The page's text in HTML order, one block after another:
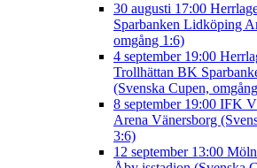
30 augusti 17:00
Sparbanken Lidköping
omgång 1:6)
4 september 19:00
Trollhättan BK
(Svenska Cupen,
8 september 19:00 IFK
Arena Vänersborg
3:6)
12 september 13:00